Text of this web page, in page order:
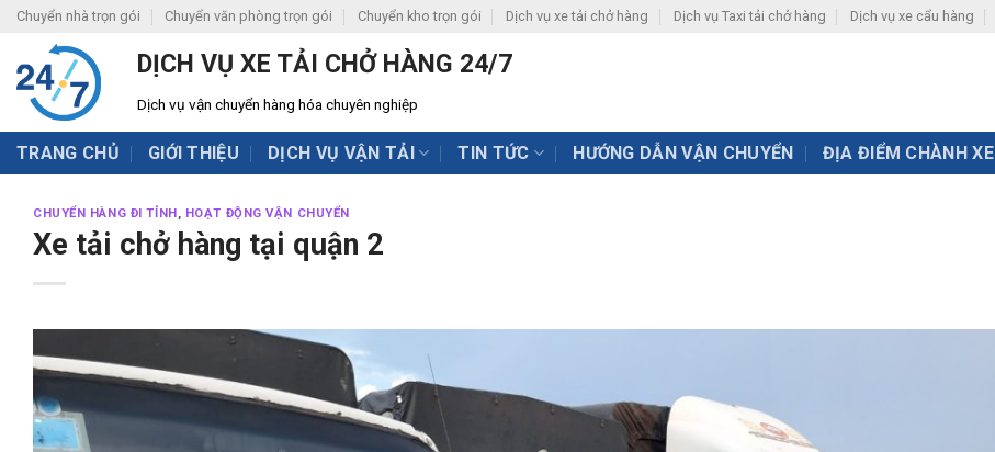
Skip
content
Chuyển nhà trọn gói Chuyển văn phòng trọn gói Chuyển kho trọn gói Dịch vụ xe tải chở hàng Dịch vụ Taxi tải chở hàng Dịch vụ xe cẩu hàng
DỊCH VỤ XE TẢI CHỞ HÀNG 24/7
Dịch vụ vận chuyển hàng hóa chuyên nghiệp
TRANG CHỦ GIỚI THIỆU DỊCH VỤ VẬN TẢI TIN TỨC HƯỚNG DẪN VẬN CHUYỂN ĐỊA ĐIỂM CHÀNH XE
CHUYỂN HÀNG ĐI TỈNH, HOẠT ĐỘNG VẬN CHUYỂN
Xe tải chở hàng tại quận 2